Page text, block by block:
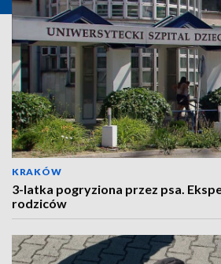
KRAKÓW
3-latka pogryziona przez psa.
rodziców